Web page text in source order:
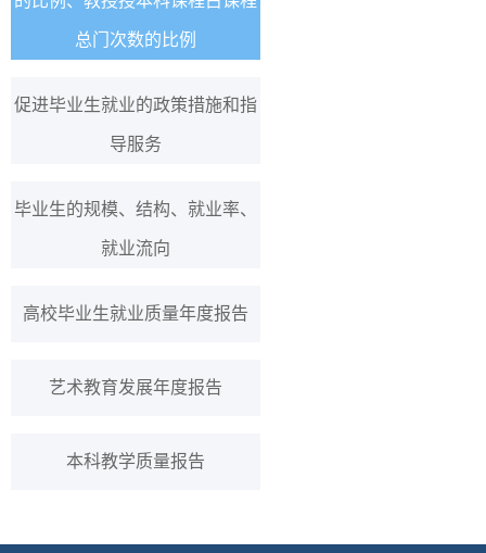
总门次数的比例
促进毕业生就业的政策措施和指
导服务
毕业生的规模、结构、就业率、
就业流向
高校毕业生就业质量年度报告
艺术教育发展年度报告
本科教学质量报告